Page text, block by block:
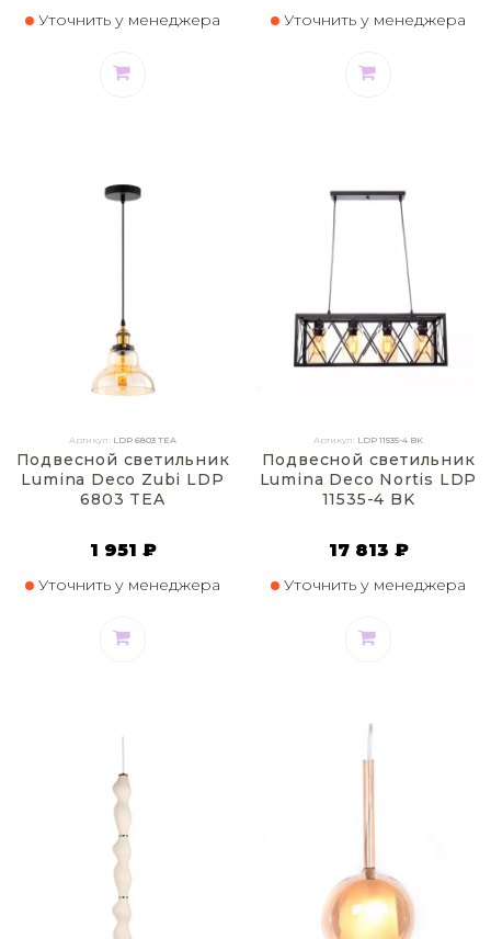
Уточнить у менеджера Уточнить у менеджера
Артикул: LDP 6803 TEA
Подвесной светильник
Lumina Deco Zubi LDP
6803 TEA
1 951 ₽
Уточнить у менеджера
Артикул: LDP 11535-4 BK
Подвесной светильник
Lumina Deco Nortis LDP
11535-4 BK
17 813 ₽
Уточнить у менеджера